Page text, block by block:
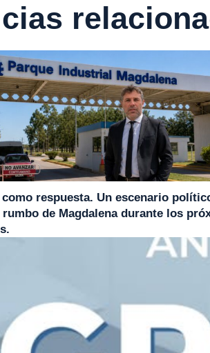
respuesta. Un escenario
rumbo de Magdalena durante los